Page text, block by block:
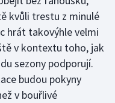
kvůli trestu z minulé
hrát takovýhle velmi
v kontextu toho, jak
sezony podporují.
budou pokyny
v bouřlivé